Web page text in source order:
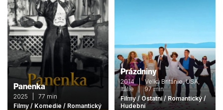
Panenka
2025 | 77 min
Filmy / Komedie / Romantický
Prázdniny
2014 | Velká Británie, USA,
Itálie | 97 min
Filmy / Ostatní / Romantický /
Hudební